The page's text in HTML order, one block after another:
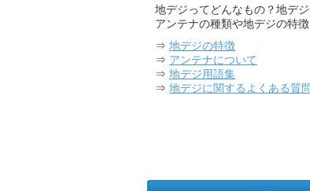
地デジってどんなもの？地デ
アンテナの種類や地デジの特
⇒ 地デジの特徴
⇒ アンテナについて
⇒ 地デジ用語集
⇒ 地デジに関するよくある質